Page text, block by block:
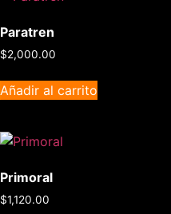
Paratren
$2,000.00
Añadir al carrito
Primoral
$1,120.00